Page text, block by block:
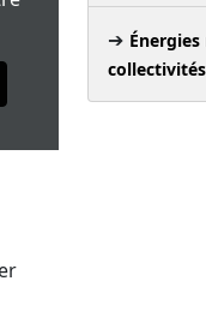
collectivités